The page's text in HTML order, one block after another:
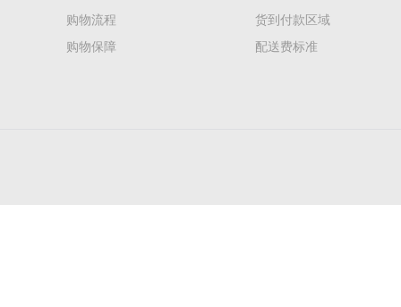
购物流程
购物保障
货到付款区域
配送费标准